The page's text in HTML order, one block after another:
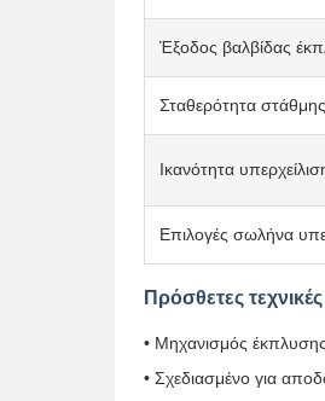
Έξοδος βαλβίδας
Σταθερότητα
Ικανότητα
Επιλογές σωλήνα
Πρόσθετες
• Μηχανισμός
• Σχεδιασμένο για